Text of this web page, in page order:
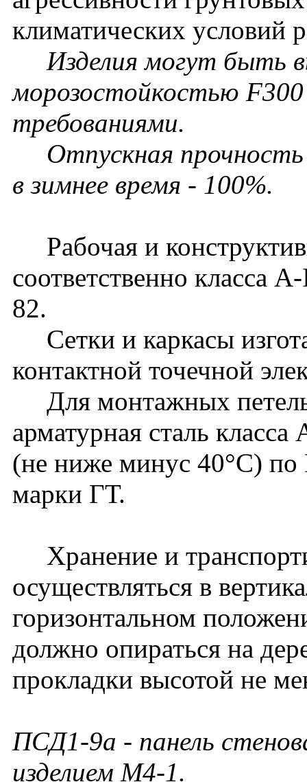
климатических условий
Изделия могут быть
морозостойкостью
требованиями.
Отпускная прочность
в зимнее время - 100%.
Рабочая и
соответственно класса
82.
Сетки и каркасы
контактной точечной
Для монтажных петель
арматурная сталь
(не ниже минус 40°С)
марки ГТ.
Хранение и
осуществляться в
горизонтальном
должно опираться на
прокладки высотой не
ПСД1-9а - панель
изделием М4-1.